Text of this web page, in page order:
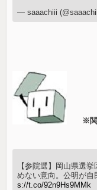
— saaachiii
※関
【参院選】岡山県選
めない意向。公明が自
s://t.co/92n9Hs9MMk